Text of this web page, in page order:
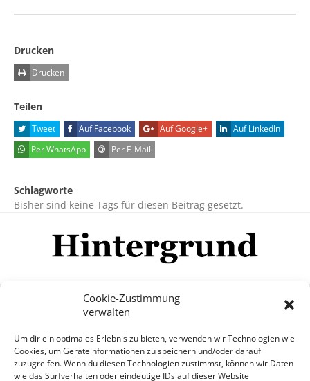
Cookie-Zustimmung
verwalten
Um dir ein optimales Erlebnis zu bieten, verwenden wir Technologien wie
Cookies, um Geräteinformationen zu speichern und/oder darauf
zuzugreifen. Wenn du diesen Technologien zustimmst, können wir Daten
wie das Surfverhalten oder eindeutige IDs auf dieser Website
Drucken
Drucken
Teilen
Tweet Auf Facebook Auf Google+
Auf LinkedIn
Per WhatsApp
Per E-Mail
Schlagworte
Bisher sind keine Tags für diesen Beitrag gesetzt.
Mehr